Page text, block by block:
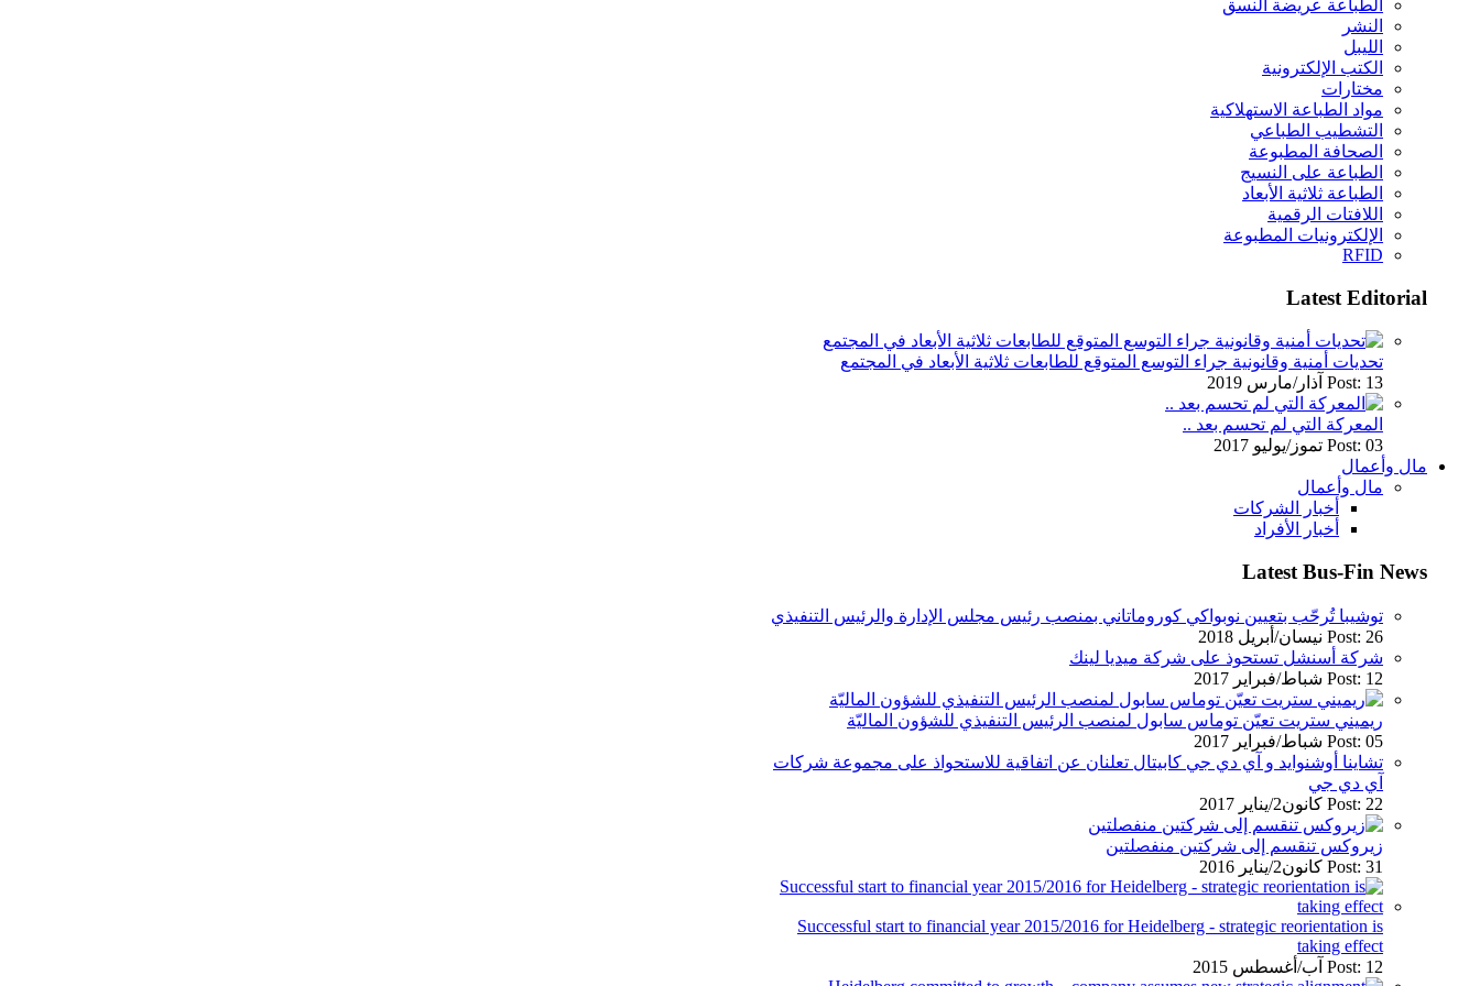
الطباعة عريضة النسق
النشر
الليبل
الكتب الإلكترونية
مختارات
مواد الطباعة الاستهلاكية
التشطيب الطباعي
الصحافة المطبوعة
الطباعة على النسيج
الطباعة ثلاثية الأبعاد
اللافتات الرقمية
الإلكترونيات المطبوعة
RFID
Latest Editorial
تحديات أمنية وقانونية جراء التوسع المتوقع للطابعات ثلاثية الأبعاد في المجتمع
Post: 13 آذار/مارس 2019
المعركة التي لم تحسم بعد ..
Post: 03 تموز/يوليو 2017
مال وأعمال
مال وأعمال
أخبار الشركات
أخبار الأفراد
Latest Bus-Fin News
توشيبا تُرحّب بتعيين نوبواكي كوروماتاني بمنصب رئيس مجلس الإدارة والرئيس التنفيذي
Post: 26 نيسان/أبريل 2018
شركة أسنشل تستحوذ على شركة ميديا لينك
Post: 12 شباط/فبراير 2017
ريميني ستريت تعيّن توماس سابول لمنصب الرئيس التنفيذي للشؤون الماليّة
Post: 05 شباط/فبراير 2017
تشاينا أوشنوايد و آي دي جي كابيتال تعلنان عن اتفاقية للاستحواذ على مجموعة شركات
آي دي جي
Post: 22 كانون2/يناير 2017
زيروكس تنقسم إلى شركتين منفصلتين
Post: 31 كانون2/يناير 2016
Successful start to financial year 2015/2016 for Heidelberg - strategic reorientation is
taking effect
Post: 12 آب/أغسطس 2015